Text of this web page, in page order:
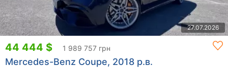
27.07.2026
44 444 $ 1 989 757 грн
Mercedes-Benz Coupe, 2018 р.в.